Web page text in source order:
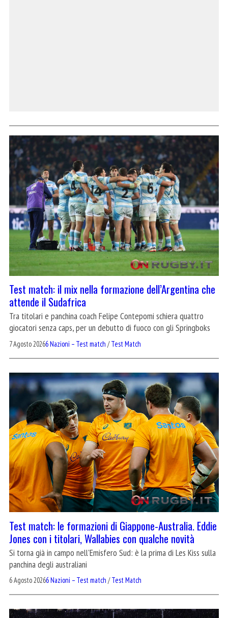
Test match: il mix nella formazione dell’Argentina che
attende il Sudafrica
Tra titolari e panchina coach Felipe Contepomi schiera quattro
giocatori senza caps, per un debutto di fuoco con gli Springboks
7 Agosto 20266 Nazioni – Test match /Test Match
Test match: le formazioni di Giappone-Australia. Eddie
Jones con i titolari, Wallabies con qualche novità
Si torna già in campo nell'Emisfero Sud: è la prima di Les Kiss sulla
panchina degli australiani
6 Agosto 20266 Nazioni – Test match /Test Match